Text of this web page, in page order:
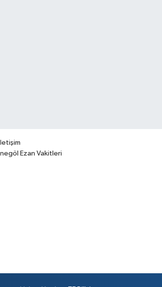
İletişim
İnegöl Ezan Vakitleri